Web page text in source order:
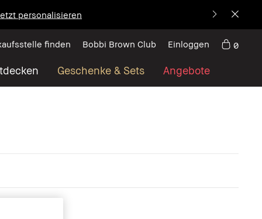
personalisieren
Geschenke & Sets Angebote
finden Bobbi Brown Club Einloggen 0